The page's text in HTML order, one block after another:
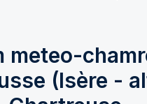
meteo-
(Isère -